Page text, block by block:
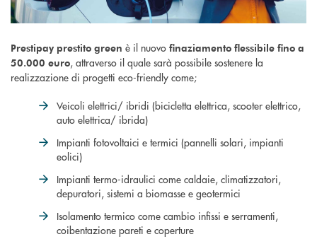
Prestipay prestito green è il nuovo finaziamento flessibile fino a
50.000 euro, attraverso il quale sarà possibile sostenere la
realizzazione di progetti eco-friendly come;
Veicoli elettrici/ ibridi (bicicletta elettrica, scooter elettrico,
auto elettrica/ ibrida)
Impianti fotovoltaici e termici (pannelli solari, impianti
eolici)
Impianti termo-idraulici come caldaie, climatizzatori,
depuratori, sistemi a biomasse e geotermici
Isolamento termico come cambio infissi e serramenti,
coibentazione pareti e coperture